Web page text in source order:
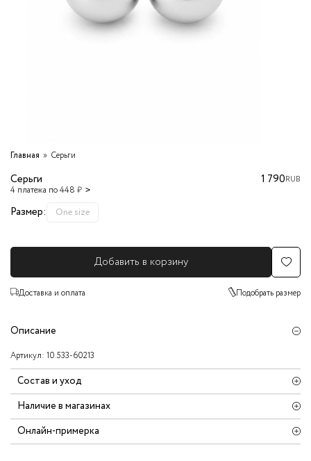
Главная Серьги
Серьги
4 платежа по 448 ₽
1 790RUB
Размер: One size
Добавить в корзину
Доставка и оплата Подобрать размер
Описание
Артикул: 10.533-60213
Состав и уход
Наличие в магазинах
Онлайн-примерка